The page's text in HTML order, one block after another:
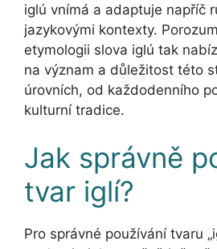
iglú vnímá a adaptuje napříč
jazykovými kontexty.
etymologii slova iglú tak
na význam a důležitost této
úrovních, od každodenního
kulturní tradice.
Jak správně
tvar iglí?
Pro správné používání tvaru